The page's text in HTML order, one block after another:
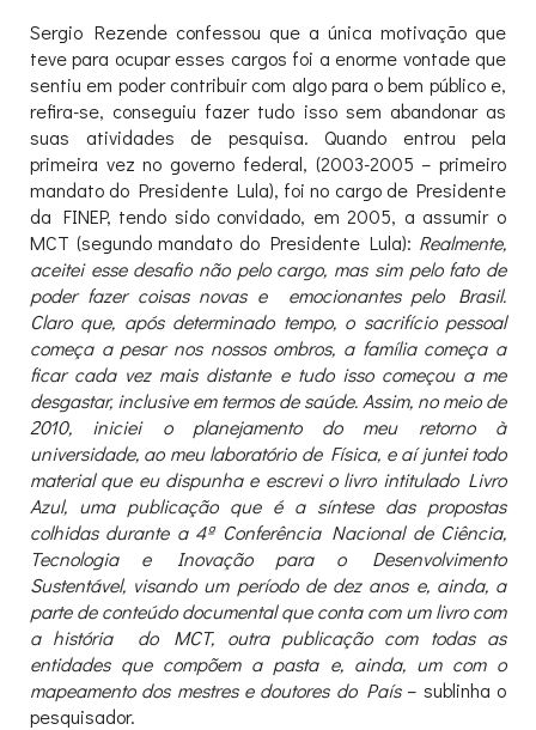
Sergio Rezende confessou que a única motivação que
teve para ocupar esses cargos foi a enorme vontade que
sentiu em poder contribuir com algo para o bem público e,
refira-se, conseguiu fazer tudo isso sem abandonar as
suas atividades de pesquisa. Quando entrou pela
primeira vez no governo federal, (2003-2005 – primeiro
mandato do Presidente Lula), foi no cargo de Presidente
da FINEP, tendo sido convidado, em 2005, a assumir o
MCT (segundo mandato do Presidente Lula): Realmente,
aceitei esse desafio não pelo cargo, mas sim pelo fato de
poder fazer coisas novas e emocionantes pelo Brasil.
Claro que, após determinado tempo, o sacrifício pessoal
começa a pesar nos nossos ombros, a família começa a
ficar cada vez mais distante e tudo isso começou a me
desgastar, inclusive em termos de saúde. Assim, no meio de
2010, iniciei o planejamento do meu retorno à
universidade, ao meu laboratório de Física, e aí juntei todo
material que eu dispunha e escrevi o livro intitulado Livro
Azul, uma publicação que é a síntese das propostas
colhidas durante a 4ª Conferência Nacional de Ciência,
Tecnologia e Inovação para o Desenvolvimento
Sustentável, visando um período de dez anos e, ainda, a
parte de conteúdo documental que conta com um livro com
a história do MCT, outra publicação com todas as
entidades que compõem a pasta e, ainda, um com o
mapeamento dos mestres e doutores do País– sublinha o
pesquisador.